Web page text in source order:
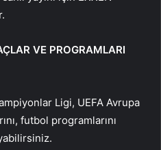
VE PROGRAMLARI
Ligi, UEFA Avrupa
futbol programlarını